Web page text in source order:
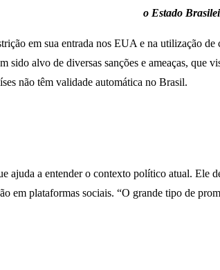
o Estado
em sua entrada nos EUA e na utilização
alvo de diversas sanções e ameaças, que
não têm validade automática no Brasil.
ajuda a entender o contexto político atual. Ele
em plataformas sociais. “O grande tipo de